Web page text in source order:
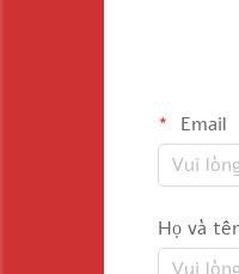
Email
Họ và